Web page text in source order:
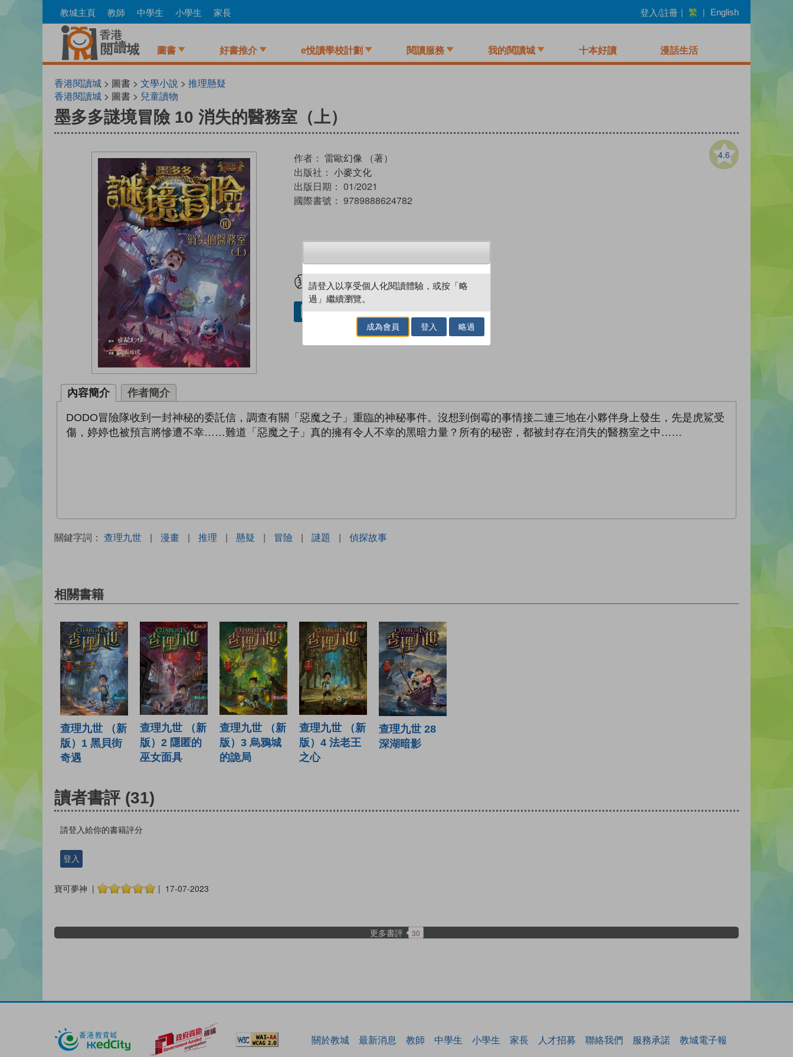
to
教城主頁 教師 中學生 小學生 家長 登入/註冊 | 繁 | English
圖書 好書推介 e悅讀學校計劃 閱讀服務 我的閱讀城 十本好讀 漫話生活
香港閱讀城 > 圖書 > 文學小說 > 推理懸疑
香港閱讀城 > 圖書 > 兒童讀物
墨多多謎境冒險 10 消失的醫務室（上）
4.6
作者： 雷歐幻像 （著）
出版社： 小麥文化
出版日期： 01/2021
國際書號： 9789888624782
試閲 加入閱讀紀錄
借閱實體書
內容簡介 作者簡介
DODO冒險隊收到一封神秘的委託信，調查有關「惡魔之子」重臨的神秘事件。沒想到倒霉的事情接二連三地在小夥伴身上發生，先是虎鯊受
傷，婷婷也被預言將慘遭不幸……難道「惡魔之子」真的擁有令人不幸的黑暗力量？所有的秘密，都被封存在消失的醫務室之中……
關鍵字詞： 查理九世 | 漫畫 | 推理 | 懸疑 | 冒險 | 謎題 | 偵探故事
相關書籍
查理九世 （新
版）1 黑貝街
奇遇
查理九世 （新
版）2 隱匿的
巫女面具
查理九世 （新
版）3 烏鴉城
的詭局
查理九世 （新
版）4 法老王
之心
查理九世 28
深湖暗影
讀者書評 (31)
請登入給你的書籍評分
登入
寶可夢神 | | 17-07-2023
更多書評 30
關於教城 最新消息 教師 中學生 小學生 家長 人才招募 聯絡我們 服務承諾 教城電子報
請登入以享受個人化閱讀體驗，或按「略
過」繼續瀏覽。
成為會員 登入 略過